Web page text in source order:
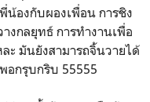
น้องกับผองเพื่อน การชิง
งกลยุทธ์ การทำงานเพื่อ
ะ มันยังสามารถจิ้นวายได้
อกรุบกริบ 55555